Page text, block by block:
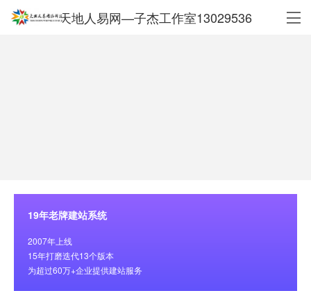
天地人易网—子杰工作室13029536
19年老牌建站系统
2007年上线
15年打磨迭代13个版本
为超过60万+企业提供建站服务